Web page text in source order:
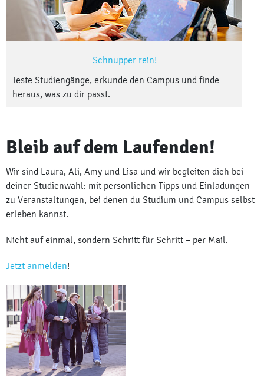
Schnupper rein!
Teste Studiengänge, erkunde den Campus und finde
heraus, was zu dir passt.
Bleib auf dem Laufenden!
Wir sind Laura, Ali, Amy und Lisa und wir begleiten dich bei
deiner Studienwahl: mit persönlichen Tipps und Einladungen
zu Veranstaltungen, bei denen du Studium und Campus selbst
erleben kannst.
Nicht auf einmal, sondern Schritt für Schritt – per Mail.
Jetzt anmelden!